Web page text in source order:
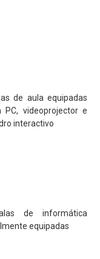
de aula equipadas
PC, videoprojector e
interactivo
de informática
equipadas